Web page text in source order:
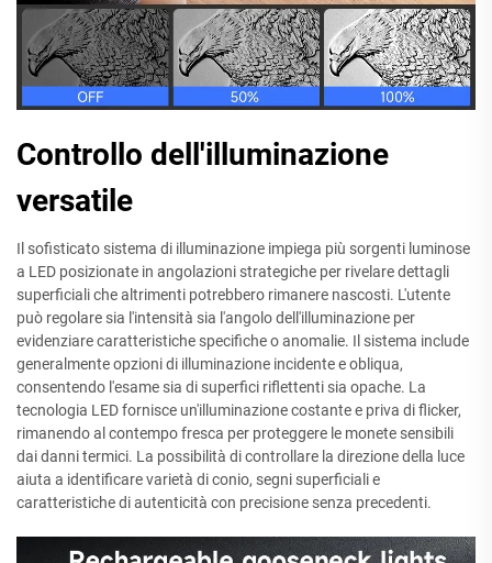
Controllo dell'illuminazione
versatile
Il sofisticato sistema di illuminazione impiega più sorgenti luminose
a LED posizionate in angolazioni strategiche per rivelare dettagli
superficiali che altrimenti potrebbero rimanere nascosti. L'utente
può regolare sia l'intensità sia l'angolo dell'illuminazione per
evidenziare caratteristiche specifiche o anomalie. Il sistema include
generalmente opzioni di illuminazione incidente e obliqua,
consentendo l'esame sia di superfici riflettenti sia opache. La
tecnologia LED fornisce un'illuminazione costante e priva di flicker,
rimanendo al contempo fresca per proteggere le monete sensibili
dai danni termici. La possibilità di controllare la direzione della luce
aiuta a identificare varietà di conio, segni superficiali e
caratteristiche di autenticità con precisione senza precedenti.